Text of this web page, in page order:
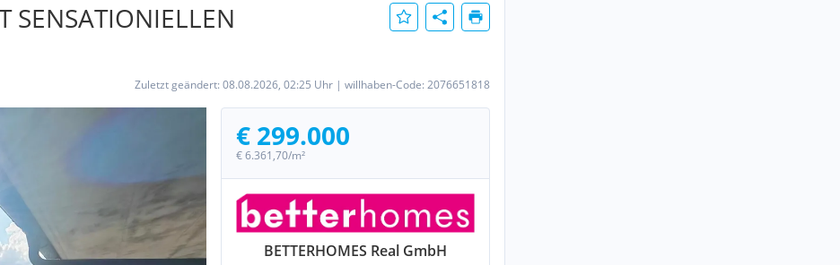
SENSATIONIELLEN
Zuletzt geändert: 08.08.2026, 02:25 Uhr | willhaben-Code: 2076651818
€ 299.000
€ 6.361,70/m²
BETTERHOMES Real GmbH